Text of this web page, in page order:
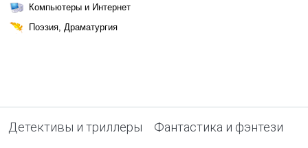
Компьютеры и Интернет
Поэзия, Драматургия
Детективы и триллеры Фантастика и фэнтези